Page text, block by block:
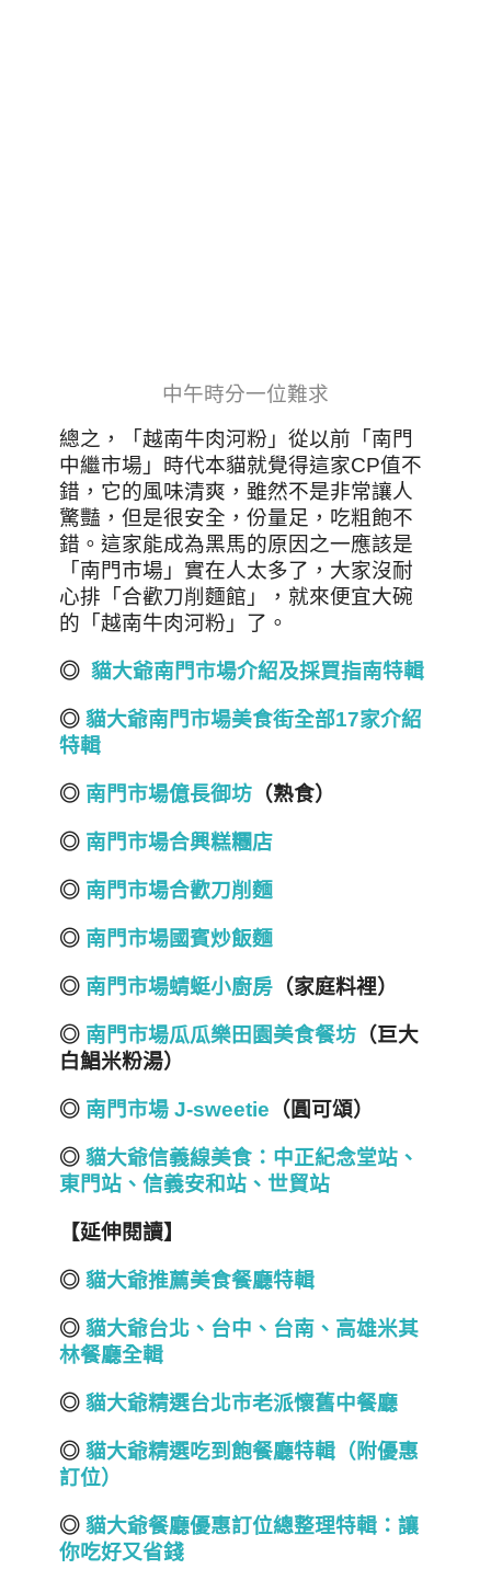
中午時分一位難求
總之，「越南牛肉河粉」從以前「南門
中繼市場」時代本貓就覺得這家CP值不
錯，它的風味清爽，雖然不是非常讓人
驚豔，但是很安全，份量足，吃粗飽不
錯。這家能成為黑馬的原因之一應該是
「南門市場」實在人太多了，大家沒耐
心排「合歡刀削麵館」，就來便宜大碗
的「越南牛肉河粉」了。
◎ 貓大爺南門市場介紹及採買指南特輯
◎ 貓大爺南門市場美食街全部17家介紹
特輯
◎ 南門市場億長御坊 （熟食）
◎ 南門市場合興糕糰店
◎ 南門市場合歡刀削麵
◎ 南門市場國賓炒飯麵
◎ 南門市場蜻蜓小廚房 （家庭料裡）
◎ 南門市場瓜瓜樂田園美食餐坊 （巨大
白鯧米粉湯）
◎ 南門市場 J-sweetie （圓可頌）
◎ 貓大爺信義線美食： 中正紀念堂站 、
東門站、信義安和站、世貿站
【延伸閱讀】
◎ 貓大爺推薦美食餐廳特輯
◎ 貓大爺台北 、 台中 、 台南 、 高雄米其
林餐廳全輯
◎ 貓大爺精選台北市老派懷舊中餐廳
◎ 貓大爺精選吃到飽餐廳特輯（附優惠
訂位）
◎ 貓大爺餐廳優惠訂位總整理特輯：讓
你吃好又省錢